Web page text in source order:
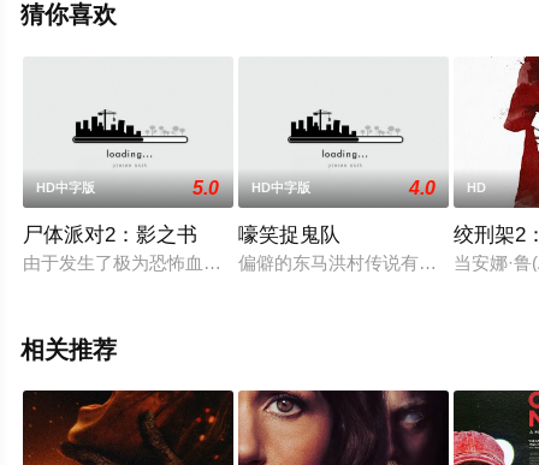
猜你喜欢
HD中字版 5.0
尸体派对2：影之书
由于发生了极为恐怖血腥的杀人事件，天神小学就此关闭，并
HD中字版 4.0
嚎笑捉鬼队
偏僻的东马洪村传说有食尸鬼出没，
HD
绞刑架2
当安娜·
相关推荐